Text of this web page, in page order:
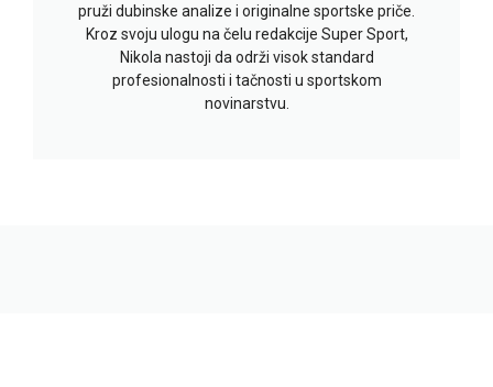
pruži dubinske analize i originalne sportske priče.
Kroz svoju ulogu na čelu redakcije Super Sport,
Nikola nastoji da održi visok standard
profesionalnosti i tačnosti u sportskom
novinarstvu.